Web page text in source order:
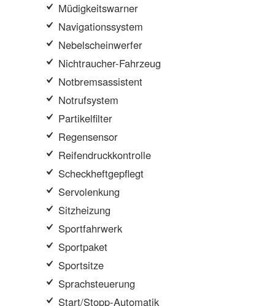
Müdigkeitswarner
Navigationssystem
Nebelscheinwerfer
Nichtraucher-Fahrzeug
Notbremsassistent
Notrufsystem
Partikelfilter
Regensensor
Reifendruckkontrolle
Scheckheftgepflegt
Servolenkung
Sitzheizung
Sportfahrwerk
Sportpaket
Sportsitze
Sprachsteuerung
Start/Stopp-Automatik